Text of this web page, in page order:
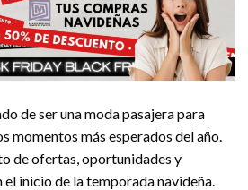
de ser una moda pasajera para
momentos más esperados del año.
de ofertas, oportunidades y
inicio de la temporada navideña.